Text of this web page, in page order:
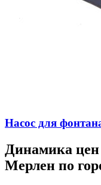
Насос для
Динамика цен
Мерлен по